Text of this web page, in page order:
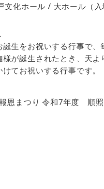
化ホール / 大ホール（入
生をお祝いする行事で、
様が誕生されたとき、天
てお祝いする行事です。
恩まつり 令和7年度 順